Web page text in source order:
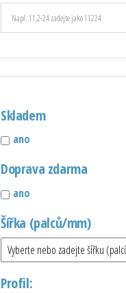
Skladem
ano
Doprava zdarma
ano
Šířka (palců/mm)
Profil: